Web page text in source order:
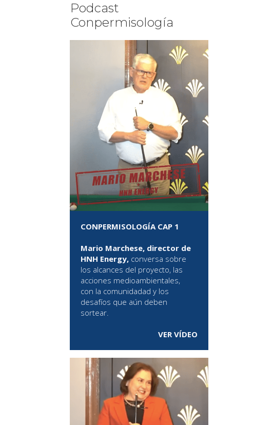
Podcast
Conpermisología
CONPERMISOLOGÍA CAP 1
Mario Marchese, director de
HNH Energy, conversa sobre
los alcances del proyecto, las
acciones medioambientales,
con la comunidadad y los
desafíos que aún deben
sortear.
VER VÍDEO